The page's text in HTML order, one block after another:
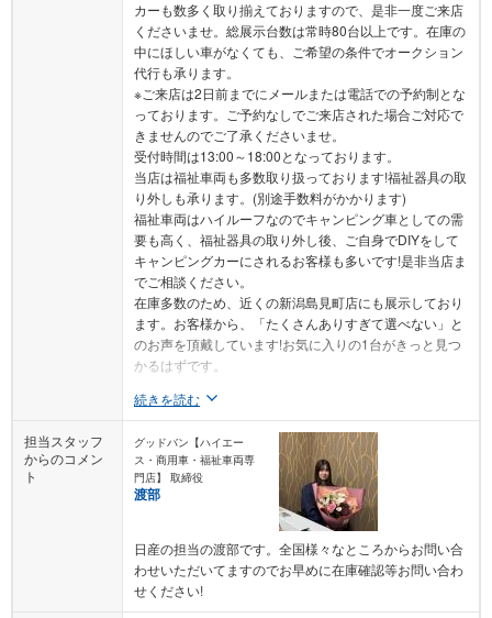
カーも数多く取り揃えておりますので、是非一度ご来店
くださいませ。総展示台数は常時80台以上です。在庫の
中にほしい車がなくても、ご希望の条件でオークション
代行も承ります。
※ご来店は2日前までにメールまたは電話での予約制とな
っております。ご予約なしでご来店された場合ご対応で
きませんのでご了承くださいませ。
受付時間は13:00～18:00となっております。
当店は福祉車両も多数取り扱っております!福祉器具の取
り外しも承ります。(別途手数料がかかります)
福祉車両はハイルーフなのでキャンピング車としての需
要も高く、福祉器具の取り外し後、ご自身でDIYをして
キャンピングカーにされるお客様も多いです!是非当店ま
でご相談ください。
在庫多数のため、近くの新潟島見町店にも展示しており
ます。お客様から、「たくさんありすぎて選べない」と
のお声を頂戴しています!お気に入りの1台がきっと見つ
かるはずです。
続きを読む
担当スタッフ
からのコメン
ト
グッドバン【ハイエー
ス・商用車・福祉車両専
門店】 取締役
渡部
日産の担当の渡部です。全国様々なところからお問い合
わせいただいてますのでお早めに在庫確認等お問い合わ
せください!